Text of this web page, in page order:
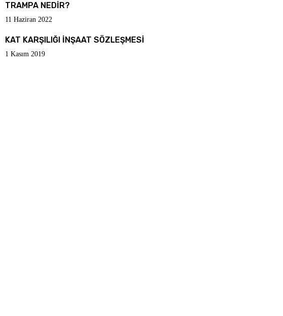
TRAMPA NEDİR?
11 Haziran 2022
KAT KARŞILIĞI İNŞAAT SÖZLEŞMESİ
1 Kasım 2019